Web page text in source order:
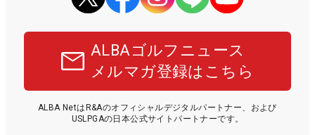
ALBAゴルフニュース
メルマガ登録はこちら
ALBA NetはR&Aのオフィシャルデジタルパートナー、および
USLPGAの日本公式サイトパートナーです。